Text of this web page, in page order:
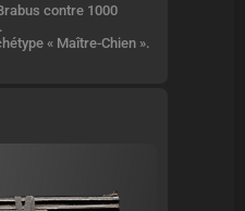
contre 1000
« Maître-Chien ».